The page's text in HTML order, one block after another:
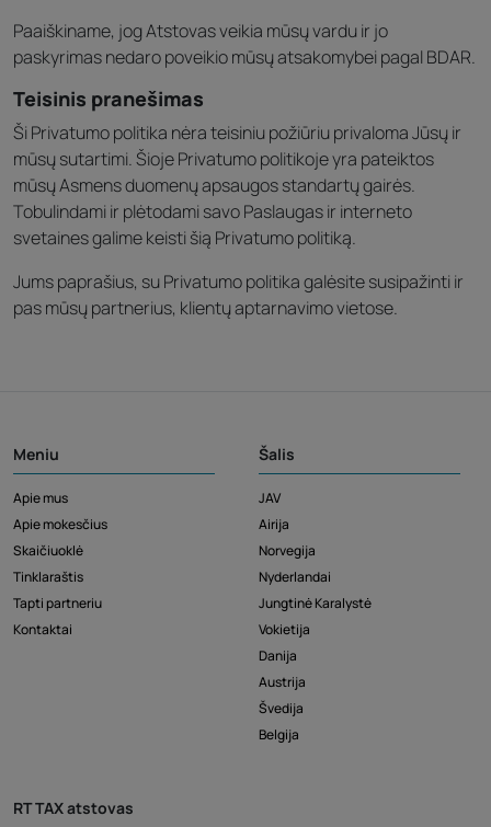
Paaiškiname, jog Atstovas veikia mūsų vardu ir jo
paskyrimas nedaro poveikio mūsų atsakomybei pagal BDAR.
Teisinis pranešimas
Ši Privatumo politika nėra teisiniu požiūriu privaloma Jūsų ir
mūsų sutartimi. Šioje Privatumo politikoje yra pateiktos
mūsų Asmens duomenų apsaugos standartų gairės.
Tobulindami ir plėtodami savo Paslaugas ir interneto
svetaines galime keisti šią Privatumo politiką.
Jums paprašius, su Privatumo politika galėsite susipažinti ir
pas mūsų partnerius, klientų aptarnavimo vietose.
Meniu
Apie mus
Apie mokesčius
Skaičiuoklė
Tinklaraštis
Tapti partneriu
Kontaktai
Šalis
JAV
Airija
Norvegija
Nyderlandai
Jungtinė Karalystė
Vokietija
Danija
Austrija
Švedija
Belgija
RT TAX atstovas